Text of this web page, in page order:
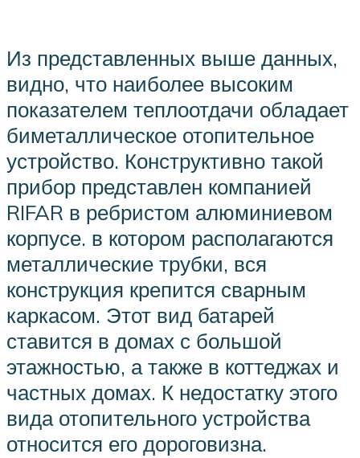
Из представленных выше данных,
видно, что наиболее высоким
показателем теплоотдачи обладает
биметаллическое отопительное
устройство. Конструктивно такой
прибор представлен компанией
RIFAR в ребристом алюминиевом
корпусе. в котором располагаются
металлические трубки, вся
конструкция крепится сварным
каркасом. Этот вид батарей
ставится в домах с большой
этажностью, а также в коттеджах и
частных домах. К недостатку этого
вида отопительного устройства
относится его дороговизна.